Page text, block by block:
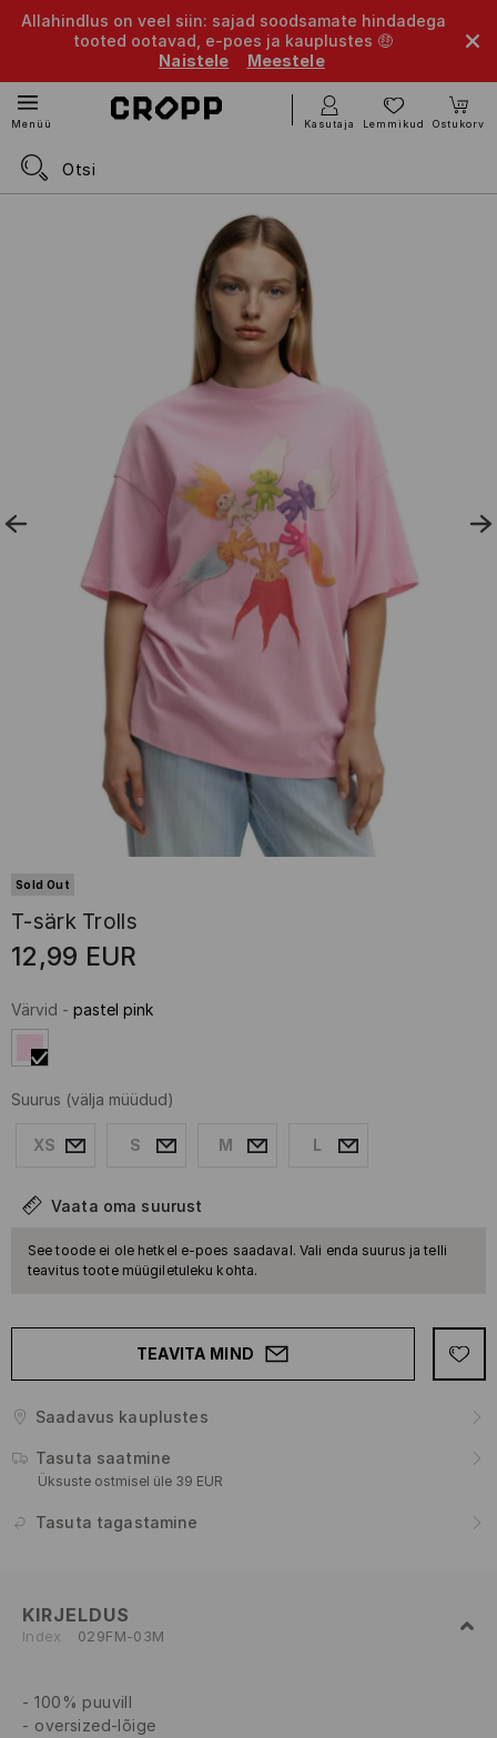
Allahindlus on veel siin: sajad soodsamate hindadega
tooted ootavad, e-poes ja kauplustes 🤑
Naistele
Meestele
Menüü Kasutaja Lemmikud Ostukorv
Sold Out
T-särk Trolls
12,99 EUR
Värvid - pastel pink
Suurus (välja müüdud)
XS S M L
Vaata oma suurust
See toode ei ole hetkel e-poes saadaval. Vali enda suurus ja telli
teavitus toote müügiletuleku kohta.
TEAVITA MIND
Saadavus kauplustes
Tasuta saatmine
Üksuste ostmisel üle 39 EUR
Tasuta tagastamine
KIRJELDUS
Index 029FM-03M
100% puuvill
oversized-lõige